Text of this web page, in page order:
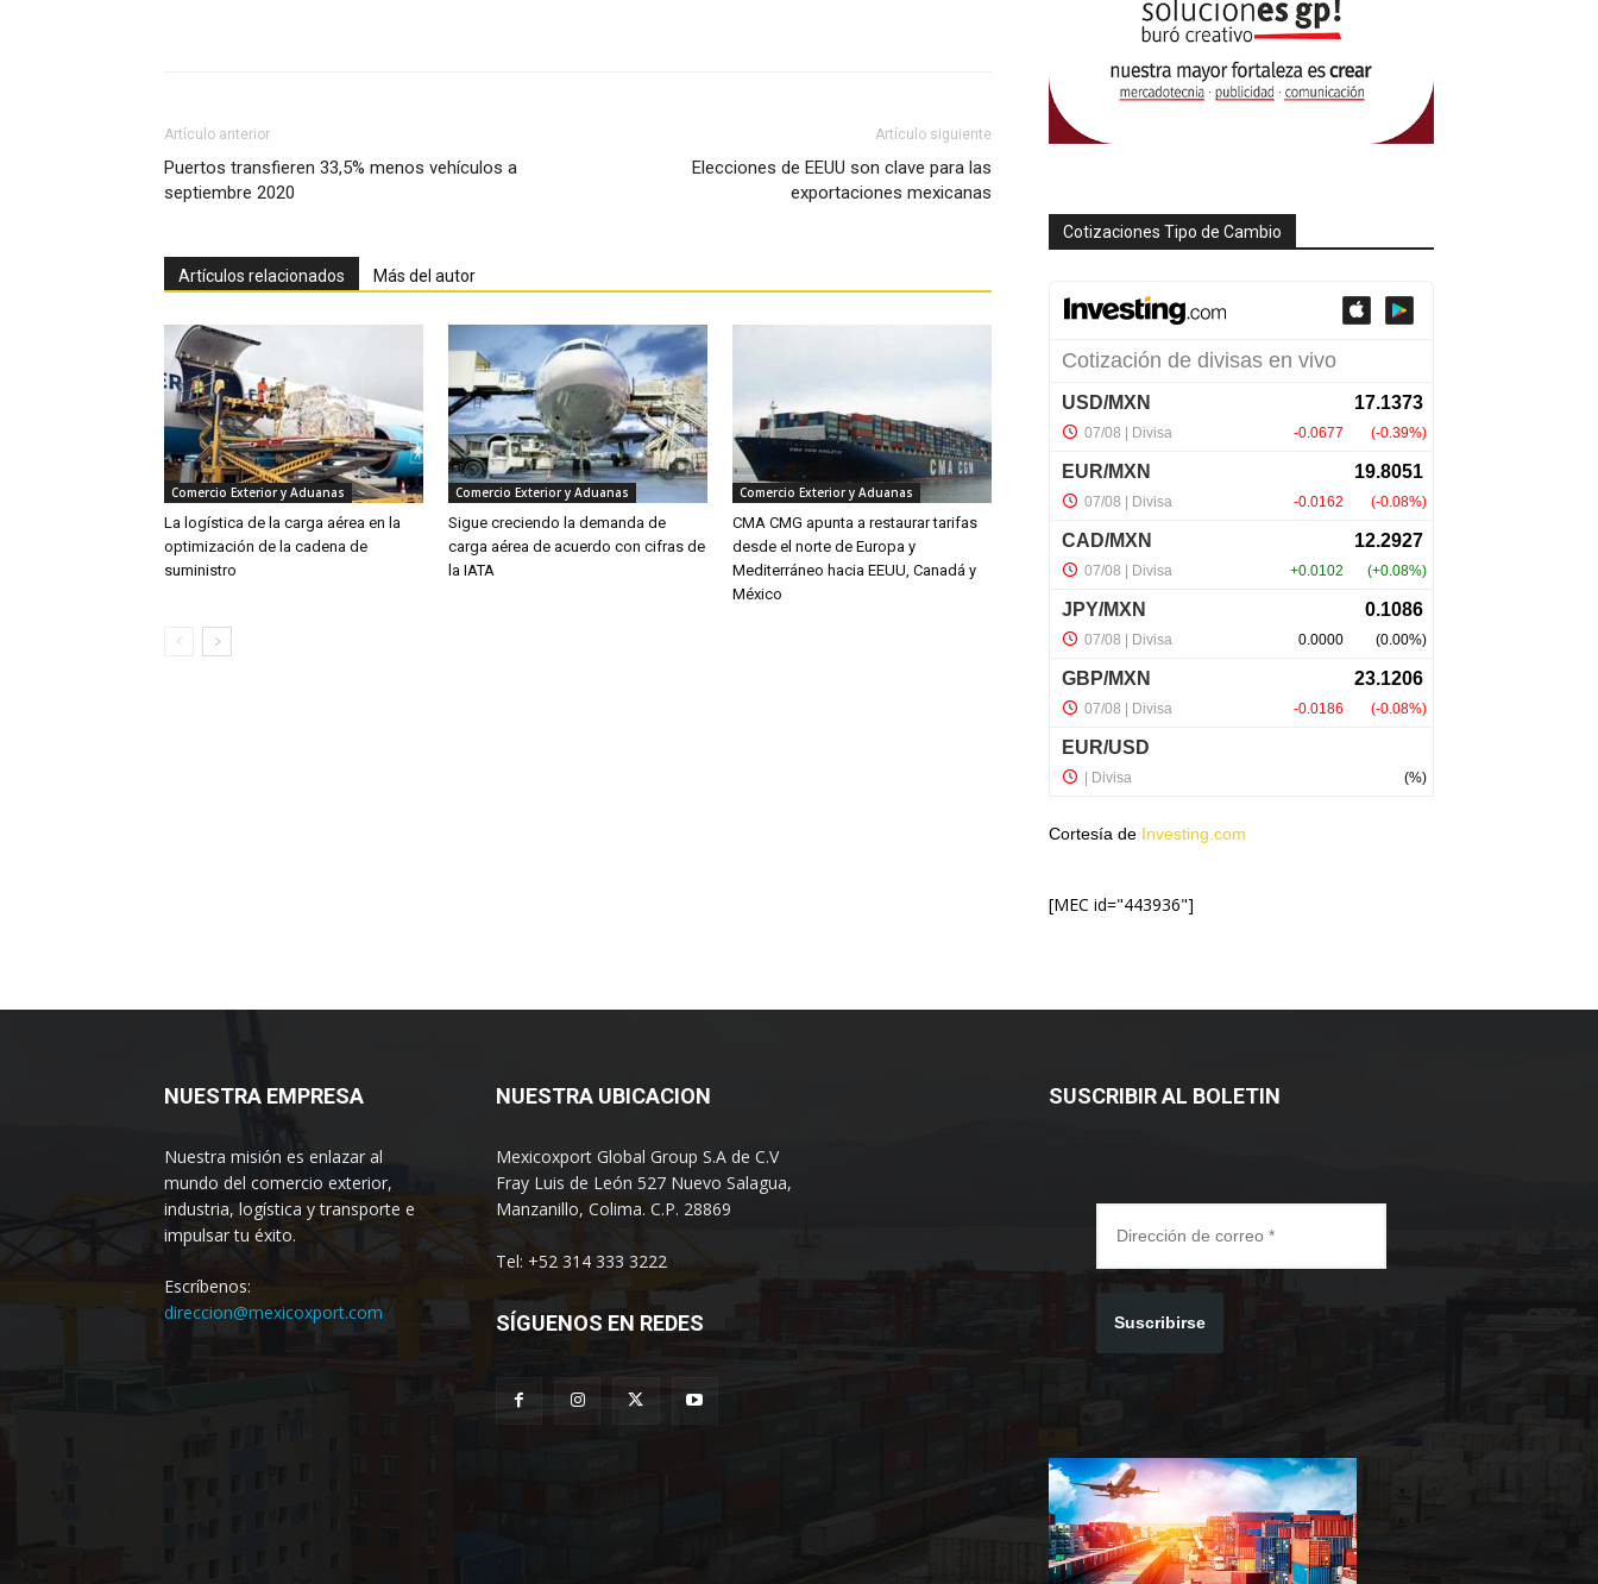
Artículo anterior
Puertos transfieren 33,5% menos vehículos a
septiembre 2020
Artículo siguiente
Elecciones de EEUU son clave para las
exportaciones mexicanas
Artículos relacionados Más del autor
Comercio Exterior y Aduanas
La logística de la carga aérea en la
optimización de la cadena de
suministro
Comercio Exterior y Aduanas
Sigue creciendo la demanda de
carga aérea de acuerdo con cifras de
la IATA
Comercio Exterior y Aduanas
CMA CMG apunta a restaurar tarifas
desde el norte de Europa y
Mediterráneo hacia EEUU, Canadá y
México
Cotizaciones Tipo de Cambio
Cortesía de Investing.com
[MEC id="443936"]
NUESTRA EMPRESA
Nuestra misión es enlazar al
mundo del comercio exterior,
industria, logística y transporte e
impulsar tu éxito.
Escríbenos:
direccion@mexicoxport.com
NUESTRA UBICACION
Mexicoxport Global Group S.A de C.V
Fray Luis de León 527 Nuevo Salagua,
Manzanillo, Colima. C.P. 28869
Tel: +52 314 333 3222
SÍGUENOS EN REDES
SUSCRIBIR AL BOLETIN
Suscribirse